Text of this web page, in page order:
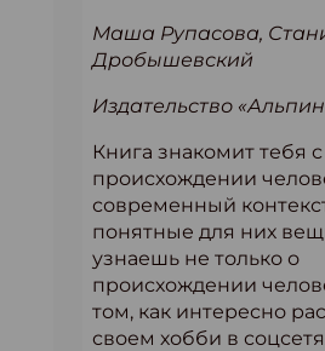
Маша Рупасова,
Дробышевский
Издательство
Книга знакомит тебя
происхождении
современный
понятные для них
узнаешь не только о
происхождении
том, как интересно
своем хобби в